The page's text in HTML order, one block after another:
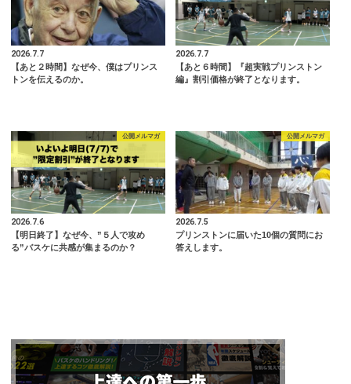
2026.7.7
【あと２時間】なぜ今、僕はプリンス
トンを伝えるのか。
2026.7.7
【あと６時間】『超実戦プリンストン
編』割引価格が終了となります。
公開メルマガ
2026.7.6
【明日終了】なぜ今、”５人で攻め
る”バスケに共感が集まるのか？
公開メルマガ
2026.7.5
プリンストンに届いた10個の質問にお
答えします。